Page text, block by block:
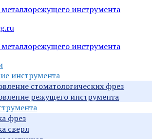
инструмента
стоматологических фрез
режущего инструмента
фрез
сверл